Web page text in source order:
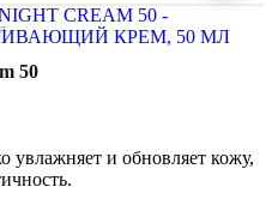
50
и обновляет кожу,